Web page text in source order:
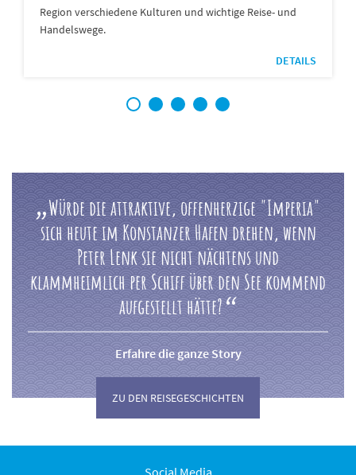
Region verschiedene Kulturen und wichtige Reise- und
Handelswege.
DETAILS
1 2 3 4 5
Würde die attraktive, offenherzige "Imperia"
sich heute im Konstanzer Hafen drehen, wenn
Peter Lenk sie nicht nächtens und
klammheimlich per Schiff über den See kommend
aufgestellt hätte?
Erfahre die ganze Story
ZU DEN REISEGESCHICHTEN